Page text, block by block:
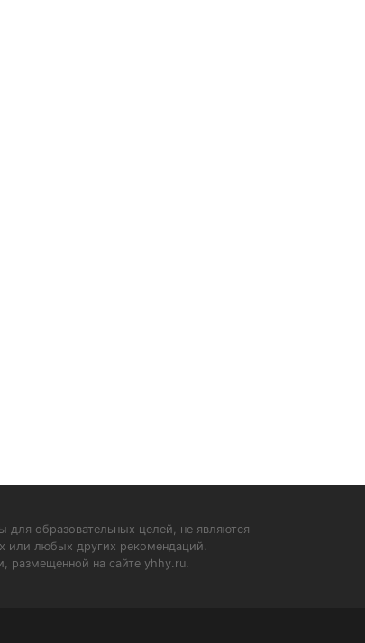
образовательных целей, не являются
или любых других рекомендаций.
размещенной на сайте yhhy.ru.